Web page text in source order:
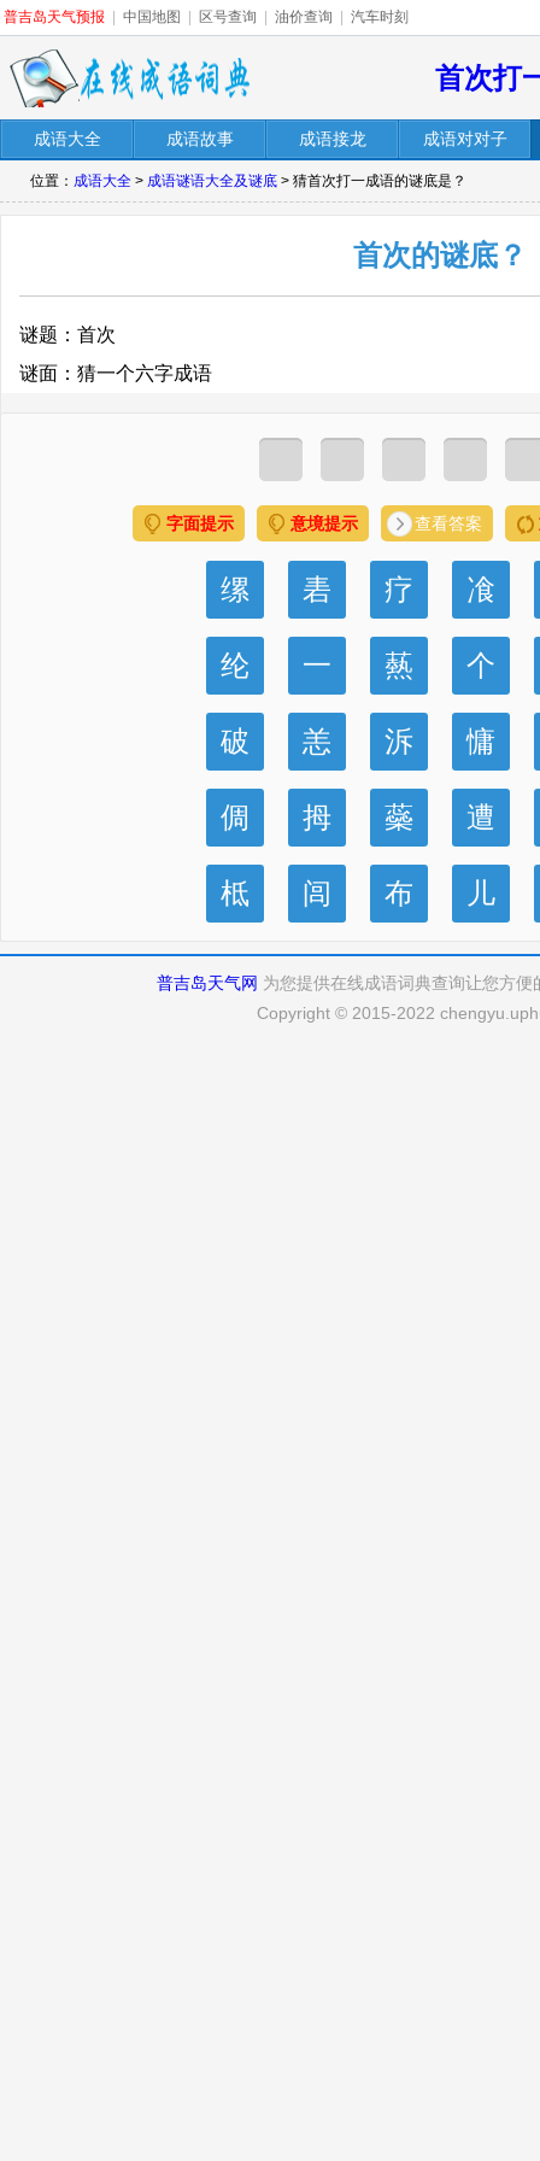
普吉岛天气预报 中国地图 区号查询 油价查询 汽车时刻
首次打
成语大全 成语故事 成语接龙 成语对对子
位置： 成语大全 > 成语谜语大全及谜底 > 猜首次打一成语的谜底是？
首次的谜底？
谜题：首次
谜面：猜一个六字成语
字面提示 意境提示 查看答案
缧 砉 疗 飡
纶 一 爇 个
破 恙 泝 慵
倜 拇 蘂 遭
柢 闾 布 儿
普吉岛天气网 为您提供在线成语词典查询让您方
Copyright © 2015-2022